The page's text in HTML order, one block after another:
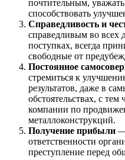
почтительным,
способствовать
Справедливость и
справедливым во всех
поступках, всегда
свободные от
Постоянное
стремиться к
результатов, даже в
обстоятельствах, с
компании по
металлоконструкций.
Получение прибыли —
ответственности
преступление перед